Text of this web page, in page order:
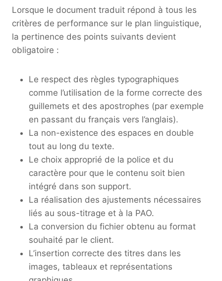
Lorsque le document traduit répond à tous les
critères de performance sur le plan linguistique,
la pertinence des points suivants devient
obligatoire :
Le respect des règles typographiques
comme l’utilisation de la forme correcte des
guillemets et des apostrophes (par exemple
en passant du français vers l’anglais).
La non-existence des espaces en double
tout au long du texte.
Le choix approprié de la police et du
caractère pour que le contenu soit bien
intégré dans son support.
La réalisation des ajustements nécessaires
liés au sous-titrage et à la PAO.
La conversion du fichier obtenu au format
souhaité par le client.
L’insertion correcte des titres dans les
images, tableaux et représentations